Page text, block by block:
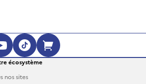
dans une nouvelle
(s'ouvre dans une
(s'ouvre dans une
YouTube (s'ouvre dans
TikTok (s'ouvre dans
Boutique en
écosystème
nos sites